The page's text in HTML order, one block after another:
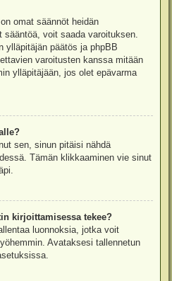
omat säännöt heidän
voit saada varoituksen.
ylläpitäjän päätös ja phpBB
varoitusten kanssa mitään
ylläpitäjään, jos olet epävarma
sen, sinun pitäisi nähdä
Tämän klikkaaminen vie sinut
kirjoittamisessa tekee?
luonnoksia, jotka voit
Avataksesi tallennetun